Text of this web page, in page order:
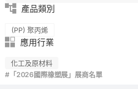
產品類別
(PP) 聚丙烯
應用行業
化工及原材料
#「2026國際橡塑展」展商名單